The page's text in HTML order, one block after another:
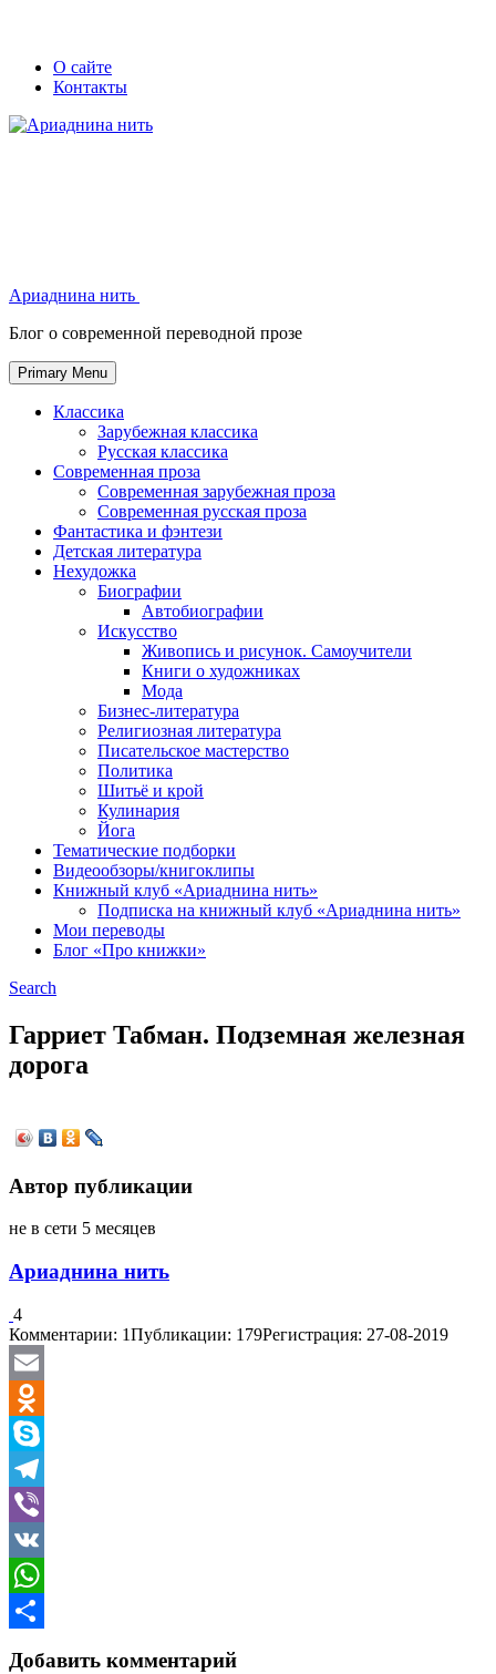
Skip
Secondary
left
navigation
Secondary
right
navigation
О сайте
Контакты
Ариаднина нить
Блог о современной переводной прозе
Primary Menu
Классика
Зарубежная классика
Русская классика
Современная проза
Современная зарубежная проза
Современная русская проза
Фантастика и фэнтези
Детская литература
Нехудожка
Биографии
Автобиографии
Искусство
Живопись и рисунок. Самоучители
Книги о художниках
Мода
Бизнес-литература
Религиозная литература
Писательское мастерство
Политика
Шитьё и крой
Кулинария
Йога
Тематические подборки
Видеообзоры/книгоклипы
Книжный клуб «Ариаднина нить»
Подписка на книжный клуб «Ариаднина нить»
Мои переводы
Блог «Про книжки»
Search
Гарриет Табман. Подземная железная
дорога
Автор публикации
не в сети 5 месяцев
Ариаднина нить
4
Комментарии: 1Публикации: 179Регистрация: 27-08-2019
Email
Odnoklassniki
Skype
Telegram
Viber
VK
WhatsApp
Добавить комментарий